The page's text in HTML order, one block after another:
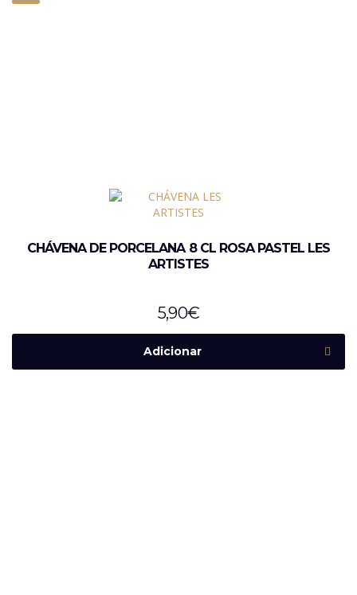
CHÁVENA DE PORCELANA 8 CL ROSA PASTEL LES
ARTISTES
5,90€
Adicionar